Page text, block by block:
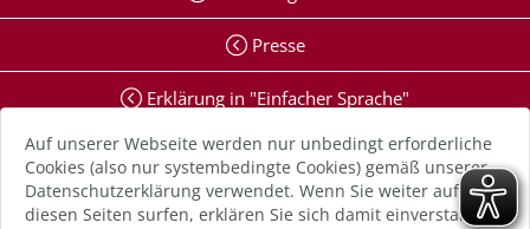
Auf unserer Webseite werden nur unbedingt erforderliche
Cookies (also nur systembedingte Cookies) gemäß unserer
Datenschutzerklärung verwendet. Wenn Sie weiter auf
diesen Seiten surfen, erklären Sie sich damit einverstanden.
Presse
Erklärung in "Einfacher Sprache"
Erklärung zur Barrierefreiheit
Digitale Barriere melden